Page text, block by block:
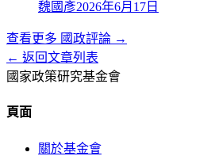
魏國彥2026年6月17日
查看更多 國政評論 →
← 返回文章列表
國家政策研究基金會
頁面
關於基金會